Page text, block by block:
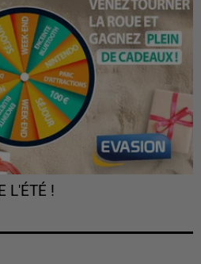
L'ÉTÉ !